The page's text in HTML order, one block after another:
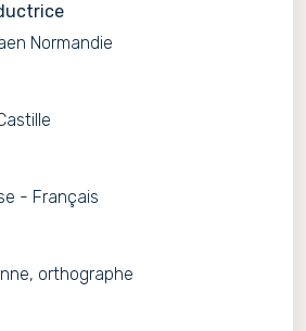
Normandie
- Français
orthographe